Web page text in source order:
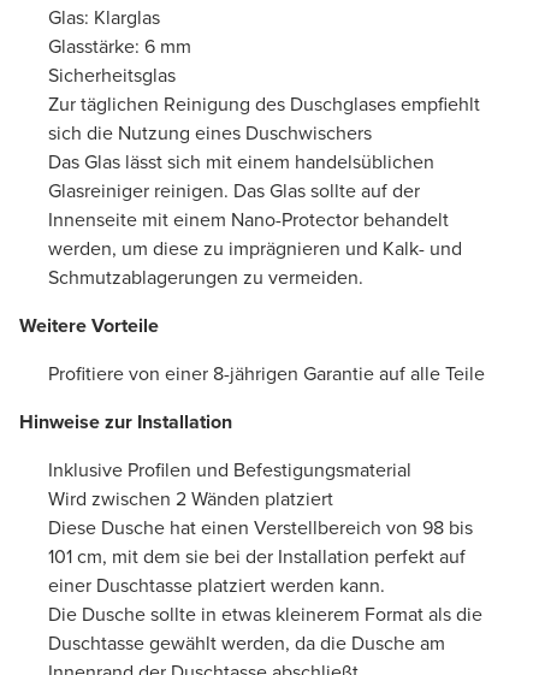
Glas: Klarglas
Glasstärke: 6 mm
Sicherheitsglas
Zur täglichen Reinigung des Duschglases empfiehlt
sich die Nutzung eines Duschwischers
Das Glas lässt sich mit einem handelsüblichen
Glasreiniger reinigen. Das Glas sollte auf der
Innenseite mit einem Nano-Protector behandelt
werden, um diese zu imprägnieren und Kalk- und
Schmutzablagerungen zu vermeiden.
Weitere Vorteile
Profitiere von einer 8-jährigen Garantie auf alle Teile
Hinweise zur Installation
Inklusive Profilen und Befestigungsmaterial
Wird zwischen 2 Wänden platziert
Diese Dusche hat einen Verstellbereich von 98 bis
101 cm, mit dem sie bei der Installation perfekt auf
einer Duschtasse platziert werden kann.
Die Dusche sollte in etwas kleinerem Format als die
Duschtasse gewählt werden, da die Dusche am